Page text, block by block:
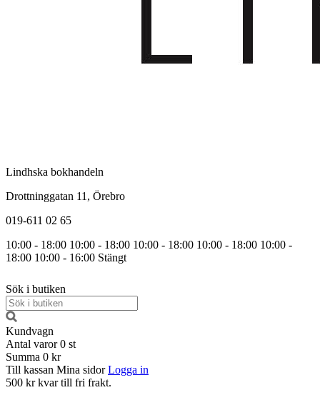
Lindhska bokhandeln
Drottninggatan 11, Örebro
019-611 02 65
10:00 - 18:00 10:00 - 18:00 10:00 - 18:00 10:00 - 18:00 10:00 -
18:00 10:00 - 16:00 Stängt
Sök i butiken
Kundvagn
Antal varor 0 st
Summa 0 kr
Till kassan Mina sidor Logga in
500 kr kvar till fri frakt.